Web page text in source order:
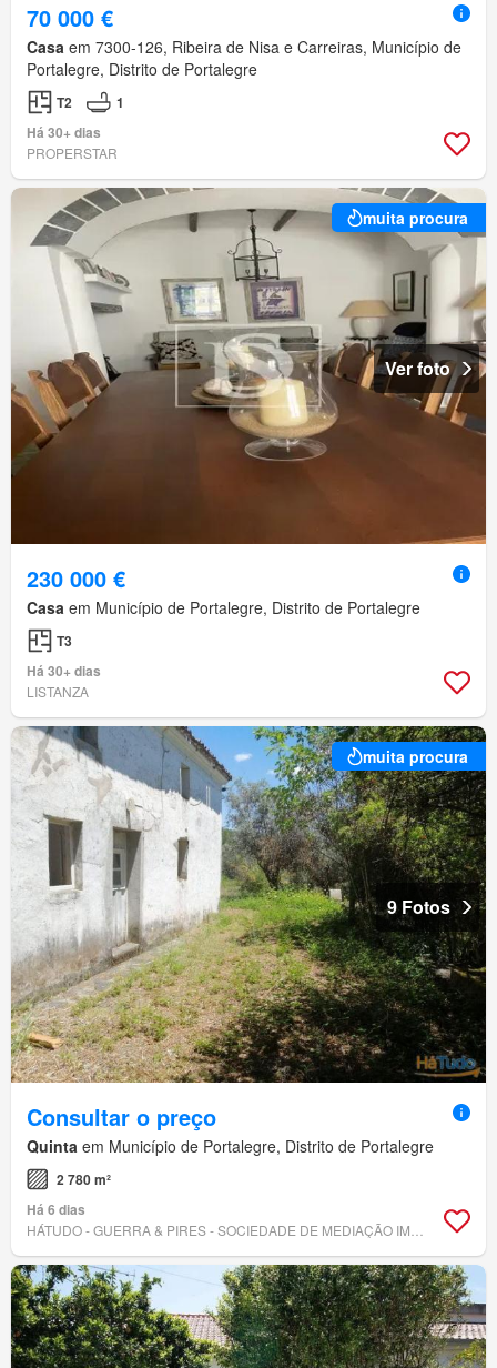
70 000 €
Casa em 7300-126, Ribeira de Nisa e Carreiras, Município de
Portalegre, Distrito de Portalegre
T2
1
Há 30+ dias
PROPERSTAR
muita procura
Ver foto
230 000 €
Casa em Município de Portalegre, Distrito de Portalegre
T3
Há 30+ dias
LISTANZA
muita procura
9 Fotos
Consultar o preço
Quinta em Município de Portalegre, Distrito de Portalegre
2 780 m²
Há 6 dias